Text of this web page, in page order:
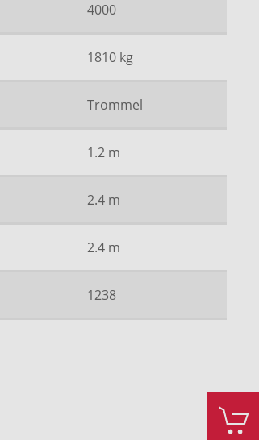
4000
1810 kg
Trommel
1.2 m
2.4 m
2.4 m
1238